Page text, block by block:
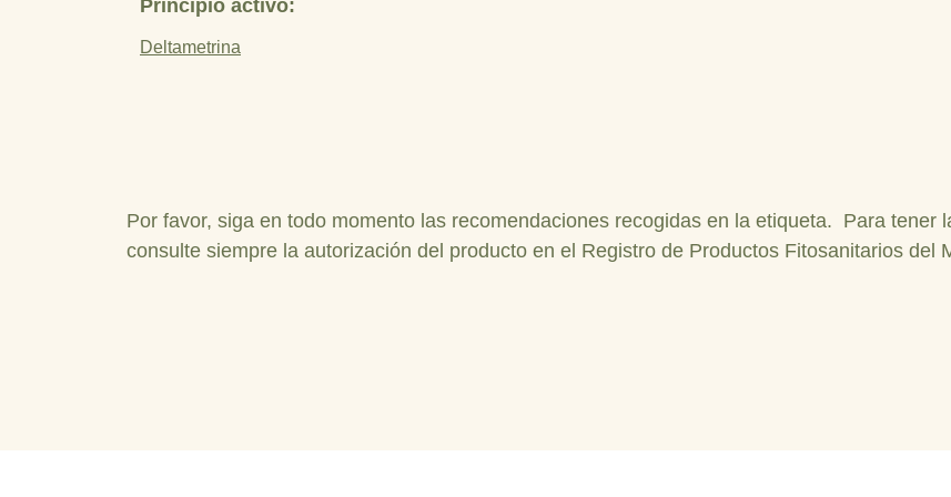
Principio activo:
Deltametrina
Por favor, siga en todo momento las recomendaciones recogidas en la etiqueta. Para tener
consulte siempre la autorización del producto en el Registro de Productos Fitosanitarios del